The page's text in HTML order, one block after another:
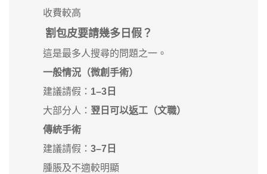
收費較高
割包皮要請幾多日假？
這是最多人搜尋的問題之一。
一般情況（微創手術）
建議請假： 1–3日
大部分人： 翌日可以返工（文職）
傳統手術
建議請假： 3–7日
腫脹及不適較明顯